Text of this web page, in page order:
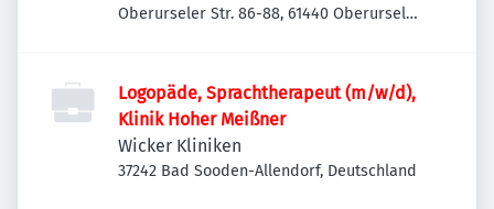
Oberurseler Str. 86-88, 61440 Oberursel
Logopäde, Sprachtherapeut (m/w/d),
Klinik Hoher Meißner
Wicker Kliniken
37242 Bad Sooden-Allendorf, Deutschland